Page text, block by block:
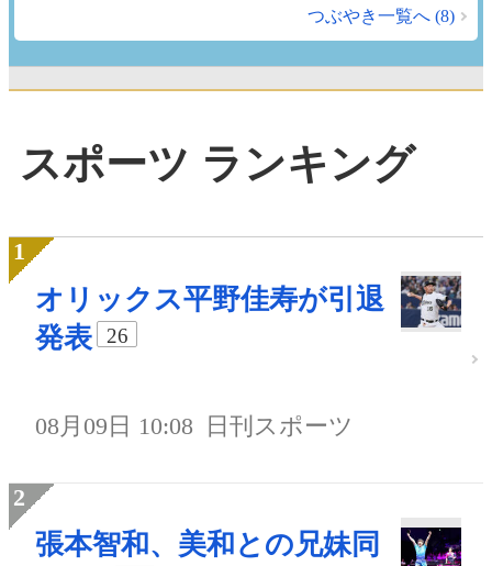
つぶやき一覧へ (8)
スポーツ ランキング
オリックス平野佳寿が引退
発表
26
08月09日 10:08 日刊スポーツ
張本智和、美和との兄妹同